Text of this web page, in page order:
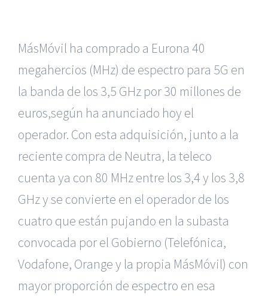
MásMóvil ha comprado a Eurona 40
megahercios (MHz) de espectro para 5G en
la banda de los 3,5 GHz por 30 millones de
euros,según ha anunciado hoy el
operador. Con esta adquisición, junto a la
reciente compra de Neutra, la teleco
cuenta ya con 80 MHz entre los 3,4 y los 3,8
GHz y se convierte en el operadorde los
cuatro que están pujando en la subasta
convocada por el Gobierno (Telefónica,
Vodafone, Orange y la propia MásMóvil) con
mayor proporción de espectro en esa